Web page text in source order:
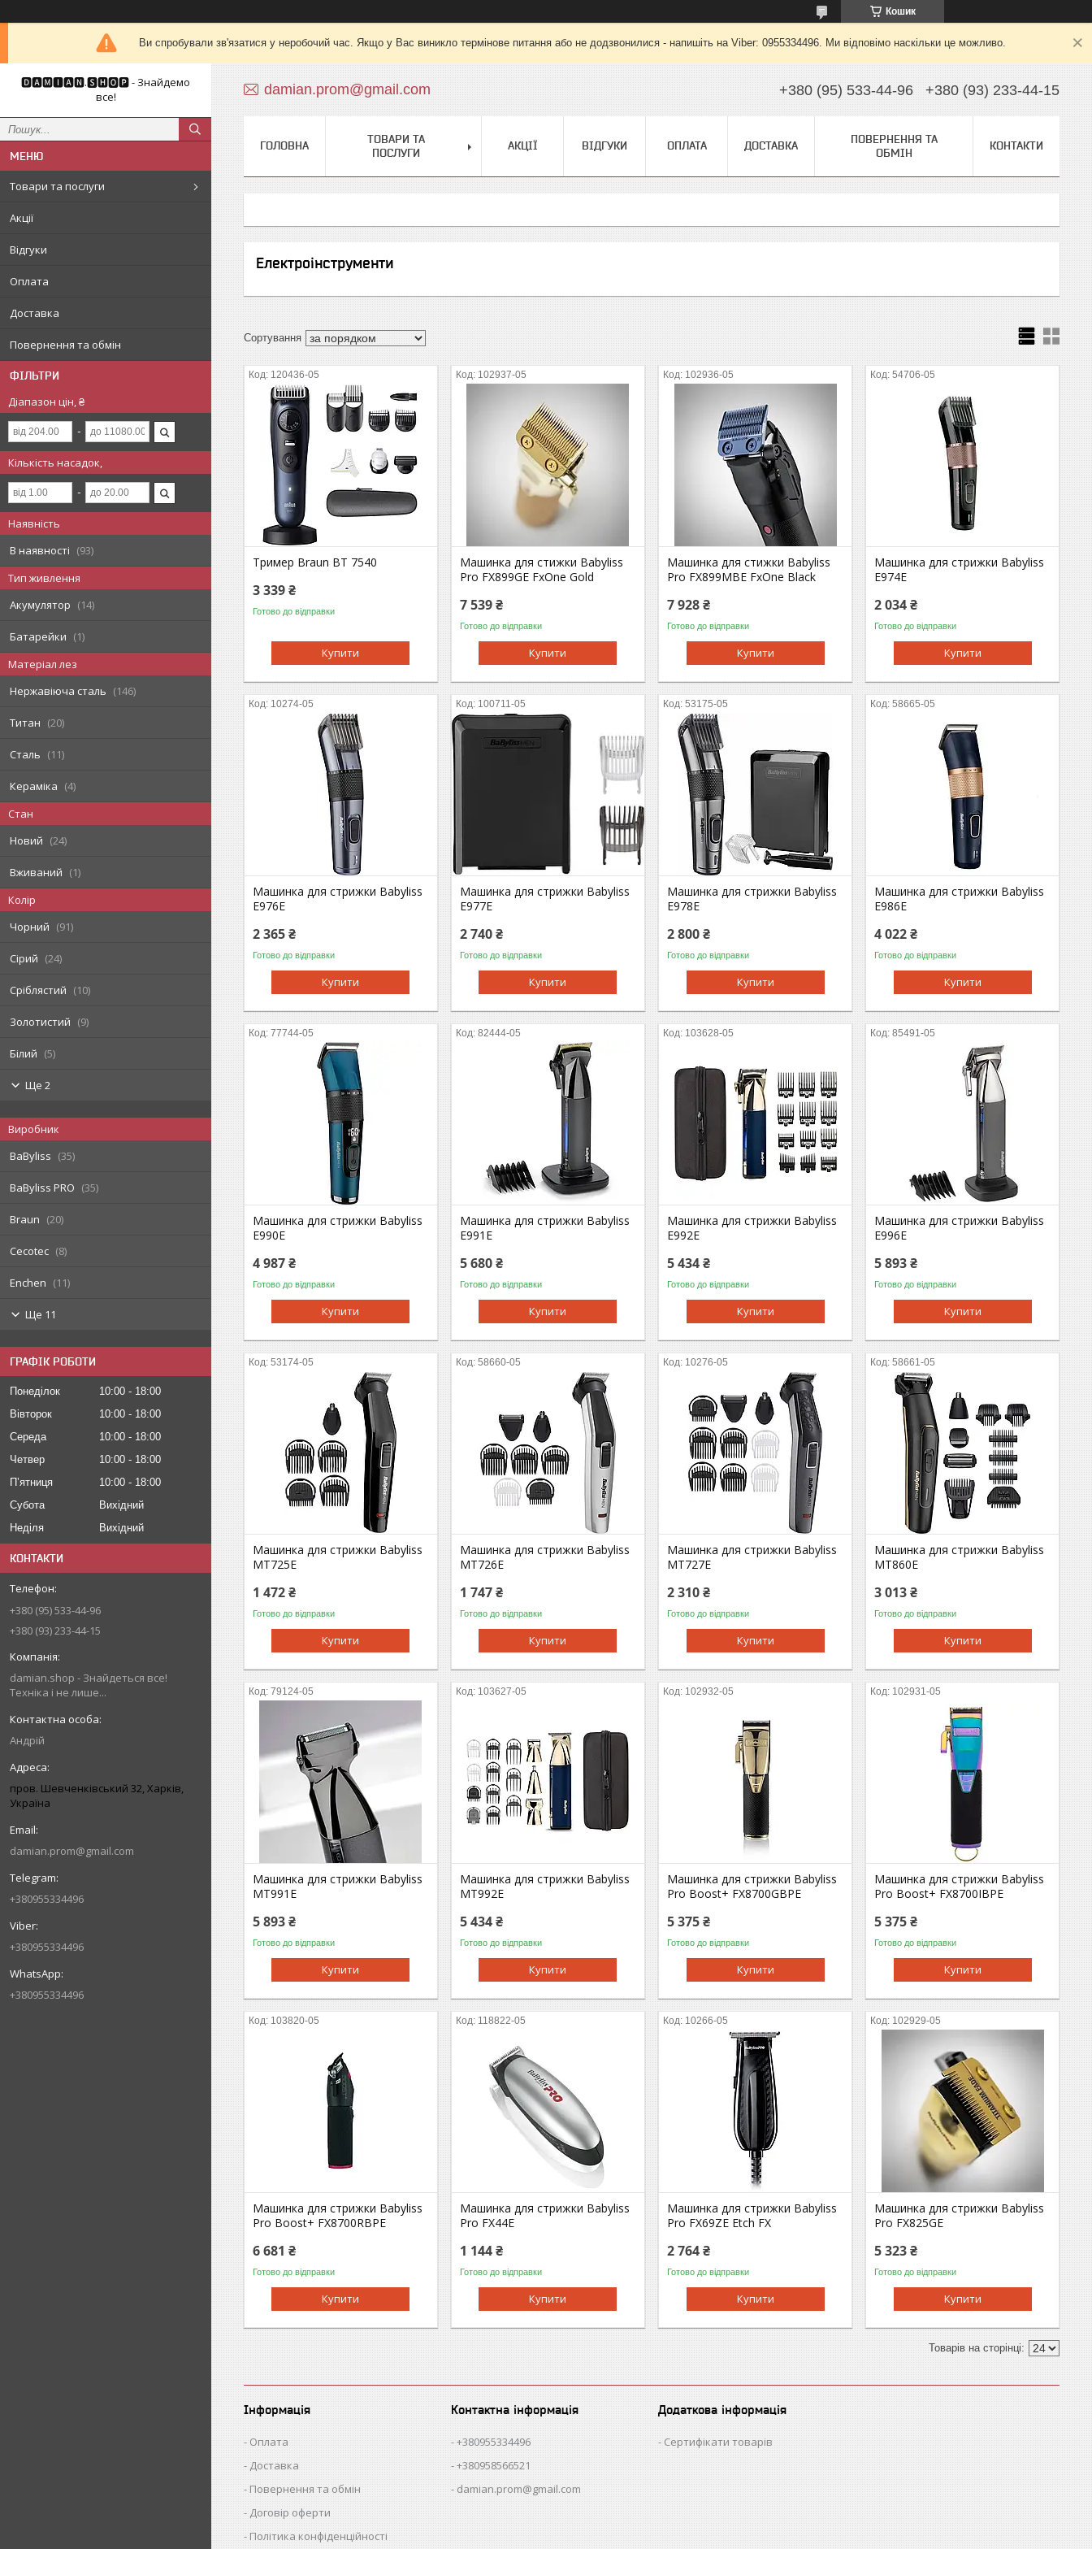
Кошик
Ви спробували зв'язатися у неробочий час. Якщо у Вас виникло термінове питання або не додзвонилися - напишіть на Viber: 0955334496. Ми відповімо наскільки це можливо.
🅳🅰🅼🅸🅰🅽.🆂🅷🅾🅿 - Знайдемо
все!
Товари та послуги
Акції
Відгуки
Оплата
Доставка
Повернення та обмін
ФІЛЬТРИ
Діапазон цін, ₴
Кількість насадок,
Наявність
В наявності
93
Тип живлення
Акумулятор
14
Батарейки
1
Матеріал лез
Нержавіюча сталь
146
Титан 20
Сталь 11
Кераміка
4
Стан
Новий
24
Вживаний
1
Колір
Чорний
91
Сірий 24
Сріблястий 10
Золотистий 9
Білий 5
Ще 2
Виробник
BaByliss
35
BaByliss PRO 35
Braun 20
Cecotec 8
Enchen 11
Ще 11
ГРАФІК РОБОТИ
Понеділок 10:00
18:00
Вівторок
10:00
18:00
Середа
10:00
18:00
Четвер
10:00
18:00
Пʼятниця
10:00
18:00
Субота
Вихідний
Неділя
Вихідний
КОНТАКТИ
+380 (95) 533-44-96
+380 (93) 233-44-15
damian.shop - Знайдеться все!
Техніка і не лише...
Андрій
пров. Шевченківський 32, Харків,
Україна
damian.prom@gmail.com
+380955334496
+380955334496
+380955334496
damian.prom@gmail.com +380 (95) 533-44-96 +380 (93) 233-44-15
ГОЛОВНА
ТОВАРИ ТА
ПОСЛУГИ
АКЦІЇ ВІДГУКИ ОПЛАТА ДОСТАВКА
ПОВЕРНЕННЯ ТА
ОБМІН
КОНТАКТИ
Електроінструменти
120436-05
Тример Braun BT 7540
3 339 ₴
Готово до відправки
Купити
102937-05
Машинка для стижки Babyliss
Pro FX899GE FxOne Gold
7 539 ₴
Готово до відправки
Купити
102936-05
Машинка для стижки Babyliss
Pro FX899MBE FxOne Black
7 928 ₴
Готово до відправки
Купити
54706-05
Машинка для стрижки Babyliss
E974E
2 034 ₴
Готово до відправки
Купити
10274-05
Машинка для стрижки Babyliss
E976E
2 365 ₴
Готово до відправки
Купити
100711-05
Машинка для стрижки Babyliss
E977E
2 740 ₴
Готово до відправки
Купити
53175-05
Машинка для стрижки Babyliss
E978E
2 800 ₴
Готово до відправки
Купити
58665-05
Машинка для стрижки Babyliss
E986E
4 022 ₴
Готово до відправки
Купити
77744-05
Машинка для стрижки Babyliss
E990E
4 987 ₴
Готово до відправки
Купити
82444-05
Машинка для стрижки Babyliss
E991E
5 680 ₴
Готово до відправки
Купити
103628-05
Машинка для стрижки Babyliss
E992E
5 434 ₴
Готово до відправки
Купити
85491-05
Машинка для стрижки Babyliss
E996E
5 893 ₴
Готово до відправки
Купити
53174-05
Машинка для стрижки Babyliss
MT725E
1 472 ₴
Готово до відправки
Купити
58660-05
Машинка для стрижки Babyliss
MT726E
1 747 ₴
Готово до відправки
Купити
10276-05
Машинка для стрижки Babyliss
MT727E
2 310 ₴
Готово до відправки
Купити
58661-05
Машинка для стрижки Babyliss
MT860E
3 013 ₴
Готово до відправки
Купити
79124-05
Машинка для стрижки Babyliss
MT991E
5 893 ₴
Готово до відправки
Купити
103627-05
Машинка для стрижки Babyliss
MT992E
5 434 ₴
Готово до відправки
Купити
102932-05
Машинка для стрижки Babyliss
Pro Boost+ FX8700GBPE
5 375 ₴
Готово до відправки
Купити
102931-05
Машинка для стрижки Babyliss
Pro Boost+ FX8700IBPE
5 375 ₴
Готово до відправки
Купити
103820-05
Машинка для стрижки Babyliss
Pro Boost+ FX8700RBPE
6 681 ₴
Готово до відправки
Купити
118822-05
Машинка для стрижки Babyliss
Pro FX44E
1 144 ₴
Готово до відправки
Купити
10266-05
Машинка для стрижки Babyliss
Pro FX69ZE Etch FX
2 764 ₴
Готово до відправки
Купити
102929-05
Машинка для стрижки Babyliss
Pro FX825GE
5 323 ₴
Готово до відправки
Купити
Інформація
Оплата
Доставка
Повернення та обмін
Договір оферти
Політика конфіденційності
Контактна інформація
+380955334496
+380958566521
damian.prom@gmail.com
Додаткова інформація
Сертифікати товарів